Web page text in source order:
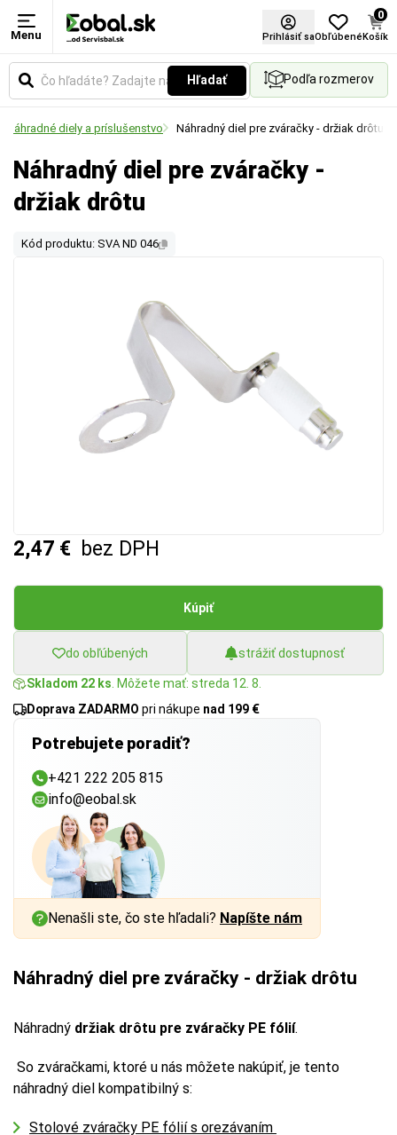
Menu Prihlásiť saObľúbené
0
Košík
Hľadať Podľa rozmerov
Náhradné diely a príslušenstvo Náhradný diel pre zváračky - držiak drôtu
Náhradný diel pre zváračky -
držiak drôtu
Kód produktu: SVA ND 046
2,47 € bez DPH
Kúpiť
do obľúbených strážiť dostupnosť
Skladom 22 ks . Môžete mať: streda 12. 8.
Doprava ZADARMO pri nákupe nad 199 €
Potrebujete poradiť?
+421 222 205 815
info@eobal.sk
Nenašli ste, čo ste hľadali? Napíšte nám
Náhradný diel pre zváračky - držiak drôtu
Náhradný držiak drôtu pre zváračky PE fólií.
So zváračkami, ktoré u nás môžete nakúpiť, je tento
náhradný diel kompatibilný s:
Stolové zváračky PE fólií s orezávaním